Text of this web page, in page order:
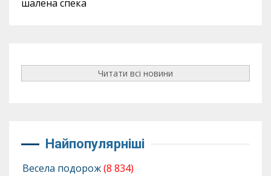
шалена спека
Читати всі новини
Найпопулярніші
Весела подорож(8 834)